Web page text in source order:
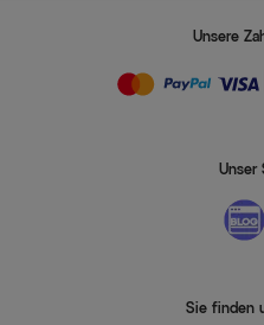
Unsere
Unser
Sie finden